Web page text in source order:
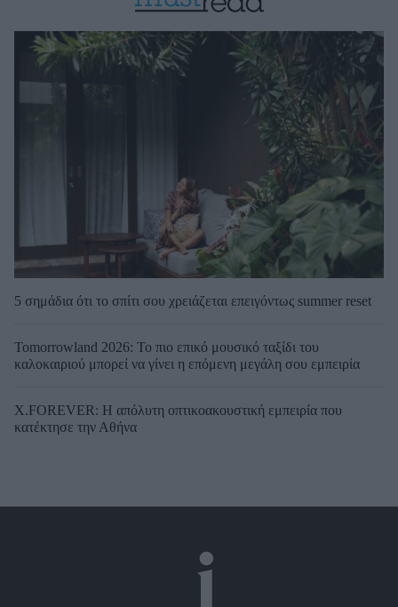
5 σημάδια ότι το σπίτι σου χρειάζεται επειγόντως summer reset
Tomorrowland 2026: Το πιο επικό μουσικό ταξίδι του
καλοκαιριού μπορεί να γίνει η επόμενη μεγάλη σου εμπειρία
X.FOREVER: Η απόλυτη οπτικοακουστική εμπειρία που
κατέκτησε την Αθήνα